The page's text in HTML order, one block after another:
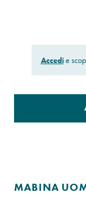
Accedie
MABINA